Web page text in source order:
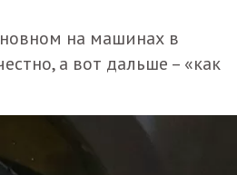
на машинах в
а вот дальше – «как